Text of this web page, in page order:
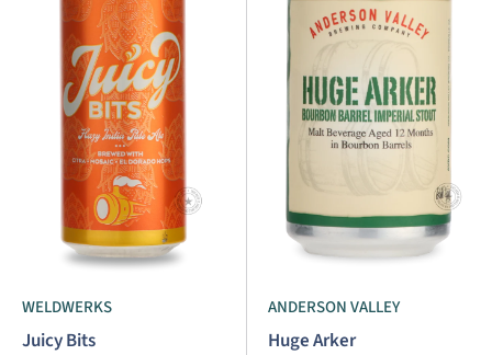
WELDWERKS
Juicy Bits
ANDERSON VALLEY
Huge Arker